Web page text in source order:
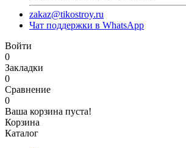
zakaz@tikostroy.ru
Чат поддержки в WhatsApp
Войти
0
Закладки
0
Сравнение
0
Ваша корзина пуста!
Корзина
Каталог